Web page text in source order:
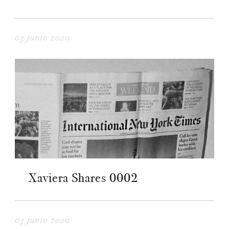
03 junio 2020
Xaviera Shares 0002
03 junio 2020